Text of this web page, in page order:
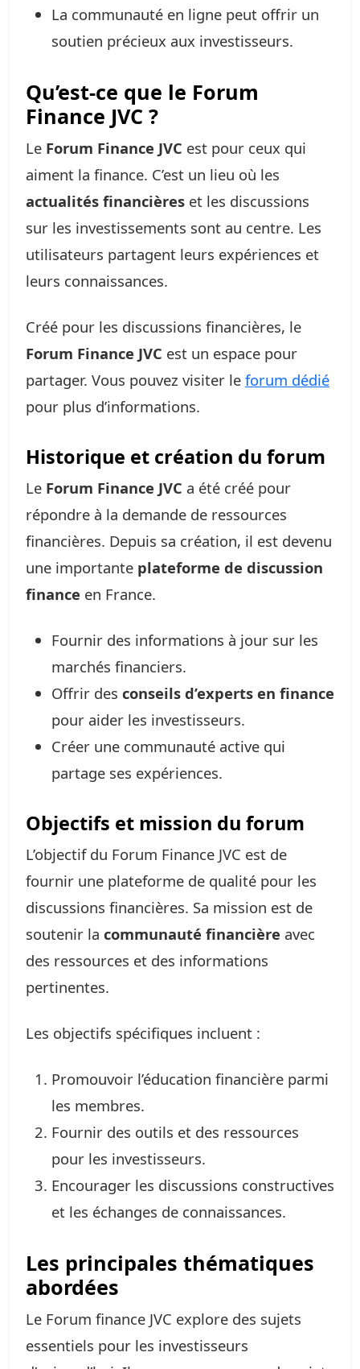
La communauté en ligne peut offrir un
soutien précieux aux investisseurs.
Qu’est-ce que le Forum
Finance JVC ?
Le Forum Finance JVC est pour ceux qui
aiment la finance. C’est un lieu où les
actualités financières et les discussions
sur les investissements sont au centre. Les
utilisateurs partagent leurs expériences et
leurs connaissances.
Créé pour les discussions financières, le
Forum Finance JVC est un espace pour
partager. Vous pouvez visiter le forum dédié
pour plus d’informations.
Historique et création du forum
Le Forum Finance JVC a été créé pour
répondre à la demande de ressources
financières. Depuis sa création, il est devenu
une importante plateforme de discussion
finance en France.
Fournir des informations à jour sur les
marchés financiers.
Offrir des conseils d’experts en finance
pour aider les investisseurs.
Créer une communauté active qui
partage ses expériences.
Objectifs et mission du forum
L’objectif du Forum Finance JVC est de
fournir une plateforme de qualité pour les
discussions financières. Sa mission est de
soutenir la communauté financière avec
des ressources et des informations
pertinentes.
Les objectifs spécifiques incluent :
Promouvoir l’éducation financière parmi
les membres.
Fournir des outils et des ressources
pour les investisseurs.
Encourager les discussions constructives
et les échanges de connaissances.
Les principales thématiques
abordées
Le Forum finance JVC explore des sujets
essentiels pour les investisseurs